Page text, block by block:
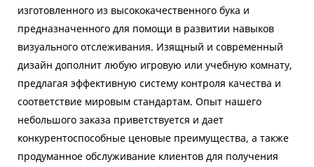
изготовленного из высококачественного бука и
предназначенного для помощи в развитии навыков
визуального отслеживания. Изящный и современный
дизайн дополнит любую игровую или учебную комнату,
предлагая эффективную систему контроля качества и
соответствие мировым стандартам. Опыт нашего
небольшого заказа приветствуется и дает
конкурентоспособные ценовые преимущества, а также
продуманное обслуживание клиентов для получения